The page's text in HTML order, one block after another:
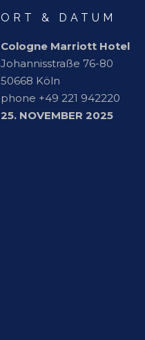
ORT & DATUM
Cologne Marriott Hotel
Johannisstraße 76-80
50668 Köln
phone +49 221 942220
25. NOVEMBER 2025